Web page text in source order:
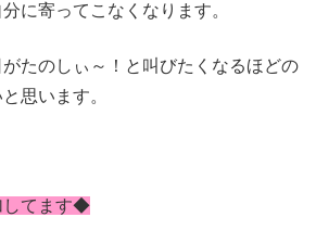
に寄ってこなくなります。
たのしぃ～！と叫びたくなるほどの
思います。
してます◆